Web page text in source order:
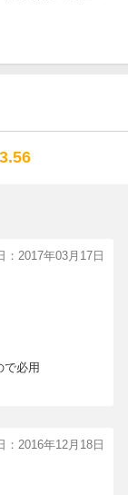
3.56
：2017年03月17日
で必用
：2016年12月18日